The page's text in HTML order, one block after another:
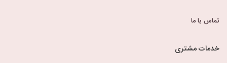
تماس با ما
خدمات مشتری